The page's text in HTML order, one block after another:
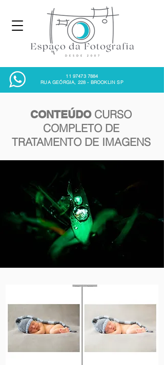
11 97473 7884
RUA GEÓRGIA, 228 - BROOKLIN SP
CONTEÚDO CURSO
COMPLETO DE
TRATAMENTO DE IMAGENS